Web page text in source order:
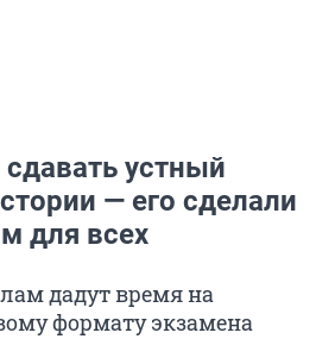
сдавать устный
— его сделали
для всех
дадут время на
формату экзамена